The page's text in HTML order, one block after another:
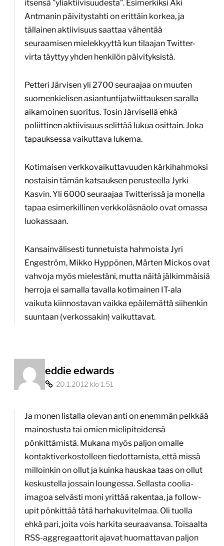
itsensä ”yliaktiivisuudesta”. Esimerkiksi Aki
Antmanin päivitystahti on erittäin korkea, ja
tällainen aktiivisuus saattaa vähentää
seuraamisen mielekkyyttä kun tilaajan Twitter-
virta täyttyy yhden henkilön päivityksistä.
Petteri Järvisen yli 2700 seuraajaa on muuten
suomenkielisen asiantuntijatwiittauksen saralla
aikamoinen suoritus. Tosin Järvisellä ehkä
poliittinen aktiivisuus selittää lukua osittain. Joka
tapauksessa vaikuttava lukema.
Kotimaisen verkkovaikuttavuuden kärkihahmoksi
nostaisin tämän katsauksen perusteella Jyrki
Kasvin. Yli 6000 seuraajaa Twitterissä ja monella
tapaa esimerkillinen verkkoläsnäolo ovat omassa
luokassaan.
Kansainvälisesti tunnetuista hahmoista Jyri
Engeström, Mikko Hyppönen, Mårten Mickos ovat
vahvoja myös mielestäni, mutta näitä jälkimmäisiä
herroja ei samalla tavalla kotimainen IT-ala
vaikuta kiinnostavan vaikka epäilemättä siihenkin
suuntaan (verkossakin) vaikuttavat.
eddie edwards
20.1.2012 klo 1.51
Ja monen listalla olevan anti on enemmän pelkkää
mainostusta tai omien mielipiteidensä
pönkittämistä. Mukana myös paljon omalle
kontaktiverkostolleen tiedottamista, että missä
milloinkin on ollut ja kuinka hauskaa taas on ollut
keskustella jossain loungessa. Sellasta coolia-
imagoa selvästi moni yrittää rakentaa, ja follow-
upit pönkittää tätä harhakuvitelmaa. Oli tuolla
ehkä pari, joita vois harkita seuraavansa. Toisaalta
RSS-aggregaattorit ajavat huomattavan paljon